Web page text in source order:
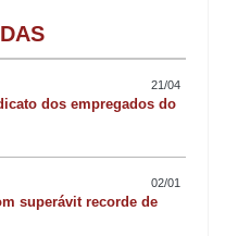
21/04
dos empregados do
02/01
superávit recorde de